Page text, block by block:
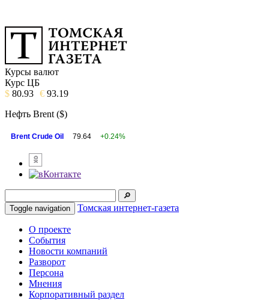
Курсы валют
Курс ЦБ
$ 80.93 € 93.19
Нефть Brent ($)
Brent Crude Oil 79.64 +0.24%
Toggle navigation Томская интернет-газета
О проекте
События
Новости компаний
Разворот
Персона
Мнения
Корпоративный раздел